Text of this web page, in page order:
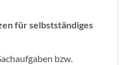
für selbstständiges
bzw.